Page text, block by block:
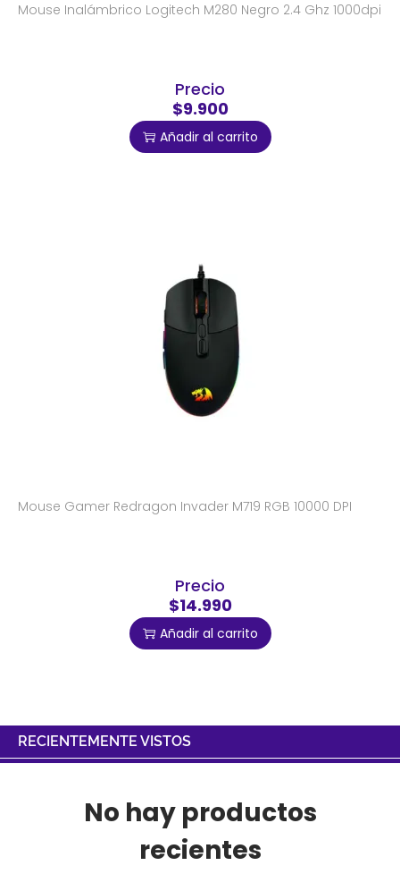
Mouse Inalámbrico Logitech M280 Negro 2.4 Ghz 1000dpi
Precio
$9.900
Añadir al carrito
Mouse Gamer Redragon Invader M719 RGB 10000 DPI
Precio
$14.990
Añadir al carrito
RECIENTEMENTE VISTOS
No hay productos
recientes